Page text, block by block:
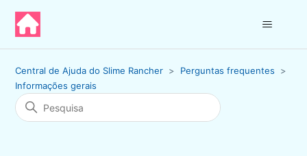
Central de Ajuda do Slime Rancher
Perguntas frequentes
Informações gerais